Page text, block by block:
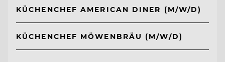
KÜCHENCHEF AMERICAN DINER (M/W/D)
KÜCHENCHEF MÖWENBRÄU (M/W/D)